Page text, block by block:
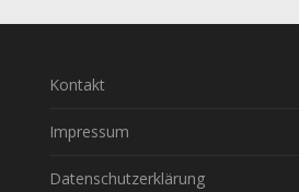
Kontakt
Impressum
Datenschutzerklärung